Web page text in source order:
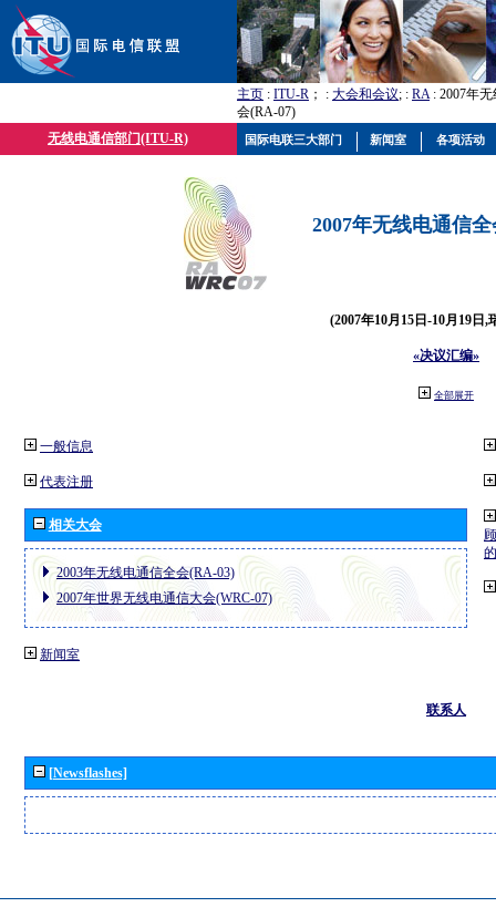
主页 : ITU-R ； : 大会和会议; : RA: 2007年
会(RA-07)
无线电通信部门(ITU-R)
2007年无线电通信
(2007年10月15日-10月19日,
«决议汇编»
全部展开
一般信息
代表注册
相关大会
2003年无线电通信全会(RA-03)
2007年世界无线电通信大会(WRC-07)
新闻室
联系人
[Newsflashes]
国际电联三大部门 新闻室 各项活动